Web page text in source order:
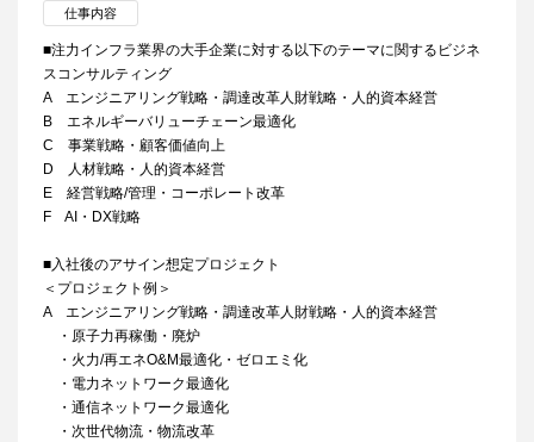
仕事内容
■注力インフラ業界の大手企業に対する以下のテーマに関するビジネ
スコンサルティング
A エンジニアリング戦略・調達改革​人財戦略・人的資本経営
B エネルギーバリューチェーン最適化​
C 事業戦略・顧客価値向上​
D 人材戦略・​人的資本経営
E 経営戦略/管理・​コーポレート改革
F​ AI・DX戦略​
■入社後のアサイン想定プロジェクト
＜プロジェクト例＞
A エンジニアリング戦略・調達改革​人財戦略・人的資本経営
・原子力再稼働・廃炉​
・火力/再エネO&M最適化・ゼロエミ化​
・電力ネットワーク最適化​
・通信ネットワーク最適化​
・次世代物流・物流改革​